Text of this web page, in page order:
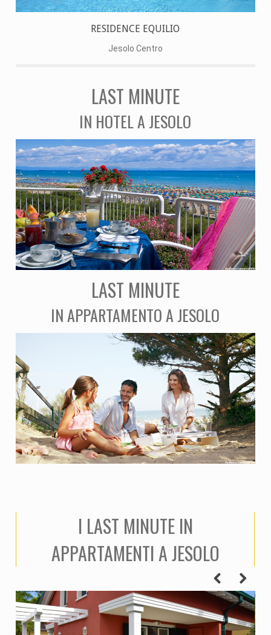
RESIDENCE EQUILIO
Jesolo Centro
LAST MINUTE
IN HOTEL A JESOLO
LAST MINUTE
IN APPARTAMENTO A JESOLO
I LAST MINUTE IN
APPARTAMENTI A JESOLO